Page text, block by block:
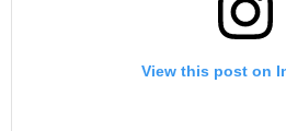
View this post on